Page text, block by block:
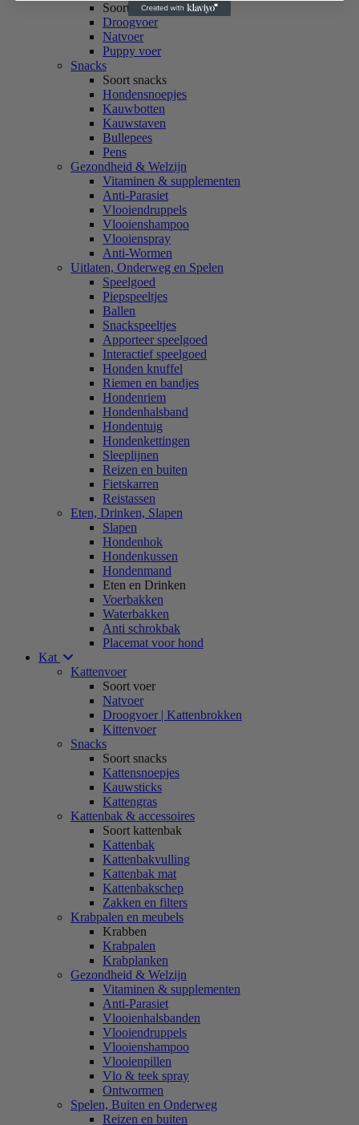
Soort voer
Droogvoer
Natvoer
Puppy voer
Snacks
Soort snacks
Hondensnoepjes
Kauwbotten
Kauwstaven
Bullepees
Pens
Gezondheid & Welzijn
Vitaminen & supplementen
Anti-Parasiet
Vlooiendruppels
Vlooienshampoo
Vlooienspray
Anti-Wormen
Uitlaten, Onderweg en Spelen
Speelgoed
Piepspeeltjes
Ballen
Snackspeeltjes
Apporteer speelgoed
Interactief speelgoed
Honden knuffel
Riemen en bandjes
Hondenriem
Hondenhalsband
Hondentuig
Hondenkettingen
Sleeplijnen
Reizen en buiten
Fietskarren
Reistassen
Eten, Drinken, Slapen
Slapen
Hondenhok
Hondenkussen
Hondenmand
Eten en Drinken
Voerbakken
Waterbakken
Anti schrokbak
Placemat voor hond
Kat
Kattenvoer
Soort voer
Natvoer
Droogvoer | Kattenbrokken
Kittenvoer
Snacks
Soort snacks
Kattensnoepjes
Kauwsticks
Kattengras
Kattenbak & accessoires
Soort kattenbak
Kattenbak
Kattenbakvulling
Kattenbak mat
Kattenbakschep
Zakken en filters
Krabpalen en meubels
Krabben
Krabpalen
Krabplanken
Gezondheid & Welzijn
Vitaminen & supplementen
Anti-Parasiet
Vlooienhalsbanden
Vlooiendruppels
Vlooienshampoo
Vlooienpillen
Vlo & teek spray
Ontwormen
Spelen, Buiten en Onderweg
Reizen en buiten